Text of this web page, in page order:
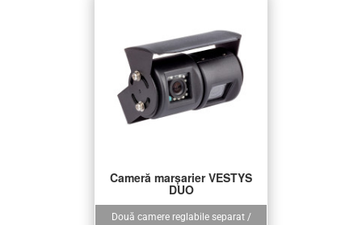
Două camere reglabile separat /
Cameră marșarier VESTYS
DUO